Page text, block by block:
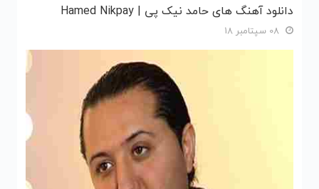
دانلود آهنگ های حامد نیک پی | Hamed Nikpay